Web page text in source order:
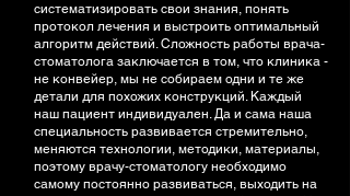
систематизировать свои знания, понять
протокол лечения и выстроить оптимальный
алгоритм действий. Сложность работы врача-
стоматолога заключается в том, что клиника -
не конвейер, мы не собираем одни и те же
детали для похожих конструкций. Каждый
наш пациент индивидуален. Да и сама наша
специальность развивается стремительно,
меняются технологии, методики, материалы,
поэтому врачу-стоматологу необходимо
самому постоянно развиваться, выходить на